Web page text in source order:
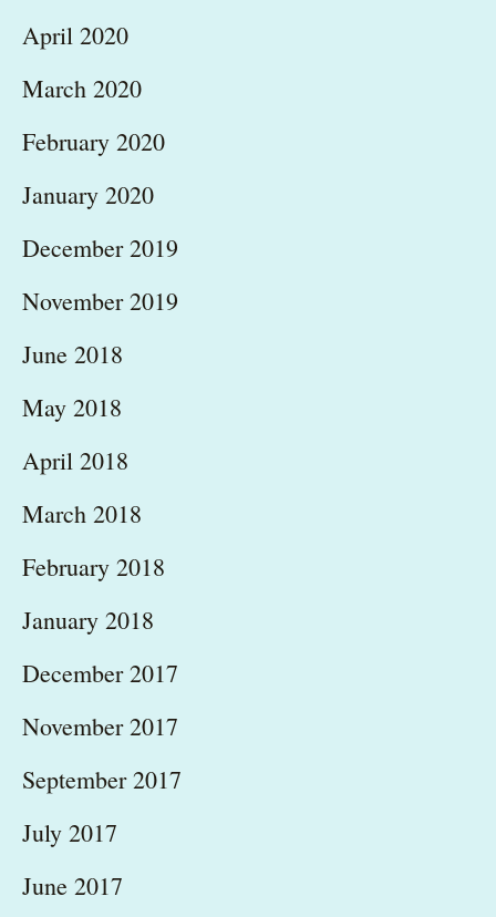
April 2020
March 2020
February 2020
January 2020
December 2019
November 2019
June 2018
May 2018
April 2018
March 2018
February 2018
January 2018
December 2017
November 2017
September 2017
July 2017
June 2017